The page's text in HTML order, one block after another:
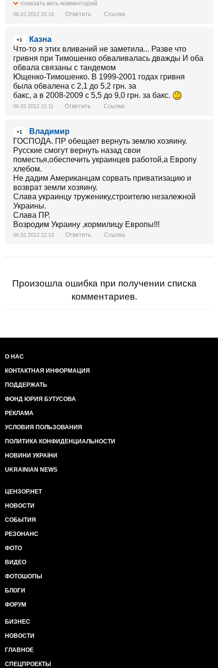
показать весь комментарий
06.02.2012 20:16 Ответить Ссылка
+1
Казна
Что-то я этих вливаний не заметила... Разве что
гривня при Тимошенко обваливалась дважды И оба
обвала связаны с тандемом
Ющенко-Тимошенко. В 1999-2001 годах гривня
была обвалена с 2,1 до 5,2 грн. за
бакс, а в 2008-2009 с 5,5 до 9,0 грн. за бакс.
06.02.2012 21:11 Ответить Ссылка
+1
Владимир
ГОСПОДА. ПР обещает вернуть землю хозяину.
Русские смогут вернуть назад свои
поместья,обеспечить украинцев работой,а Европу
хлебом.
Не дадим Американцам сорвать приватизацию и
возврат земли хозяину.
Слава украинцу труженику,строителю незалежной
Украины.
Слава ПР.
Возродим Украину ,кормилицу Европы!!!
06.02.2012 22:13 Ответить Ссылка
Произошла ошибка при получении списка
комментариев.
О НАС
КОНТАКТНАЯ ИНФОРМАЦИЯ
ПОДДЕРЖАТЬ
ФОНД ЮРИЯ БУТУСОВА
РЕКЛАМА
УСЛОВИЯ ПОЛЬЗОВАНИЯ
ПОЛИТИКА КОНФИДЕНЦИАЛЬНОСТИ
НОВИНИ УКРАЇНИ
UKRAINIAN NEWS
ЦЕНЗОР.НЕТ
НОВОСТИ
СОБЫТИЯ
РЕЗОНАНС
ФОТО
ВИДЕО
ФОТОШОПЫ
БЛОГИ
ФОРУМ
БИЗНЕС
НОВОСТИ
ГЛАВНОЕ
СПЕЦПРОЕКТЫ